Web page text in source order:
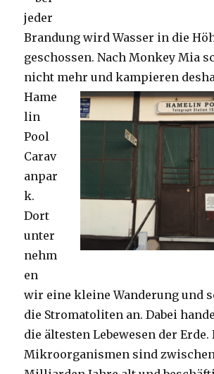
jeder
Brandung wird Wasser in die
geschossen. Nach Monkey Mia
nicht mehr und kampieren
Hame
lin
Pool
Carav
anpar
k.
Dort
unter
nehm
en
wir eine kleine Wanderung und
die Stromatoliten an. Dabei
die ältesten Lebewesen der Erde.
Mikroorganismen sind zwischen